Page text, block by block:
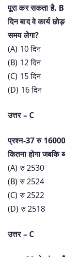
पूरा कर सकता है.
दिन बाद वे कार्य
समय लेगा?
(A) 10 दिन
(B) 12 दिन
(C) 15 दिन
(D) 16 दिन
उत्तर – C
प्रश्न-37 रु 16000
कितना होगा जबकि
(A) रु 2530
(B) रु 2524
(C) रु 2522
(D) रु 2518
उत्तर – C